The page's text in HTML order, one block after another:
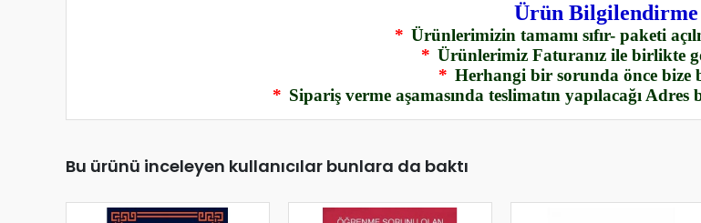
Ürün Bilgilendirme
* Ürünlerimizin tamamı sıfır- paketi
* Ürünlerimiz Faturanız ile birlikte
* Herhangi bir sorunda önce bize
* Sipariş verme aşamasında teslimatın yapılacağı
Bu ürünü inceleyen kullanıcılar bunlara da baktı